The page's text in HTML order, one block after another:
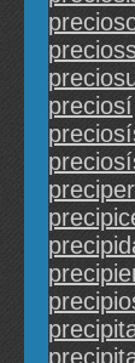
preciosí